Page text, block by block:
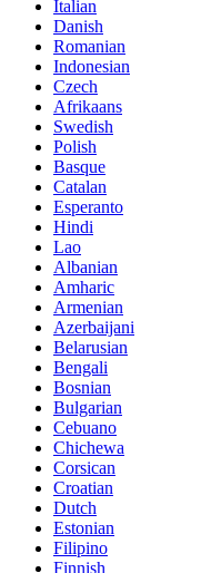
Italian
Danish
Romanian
Indonesian
Czech
Afrikaans
Swedish
Polish
Basque
Catalan
Esperanto
Hindi
Lao
Albanian
Amharic
Armenian
Azerbaijani
Belarusian
Bengali
Bosnian
Bulgarian
Cebuano
Chichewa
Corsican
Croatian
Dutch
Estonian
Filipino
Finnish